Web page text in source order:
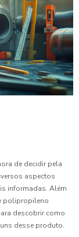
de decidir pela
aspectos
informadas. Além
polipropileno
descobrir como
desse produto.